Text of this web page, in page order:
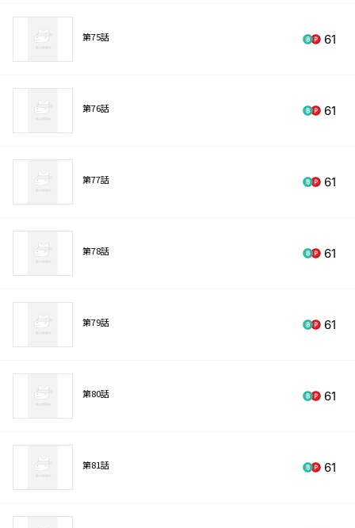
第75話 61
第76話 61
第77話 61
第78話 61
第79話 61
第80話 61
第81話 61